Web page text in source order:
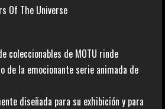
Of The Universe
coleccionables de MOTU rinde
de la emocionante serie animada de
diseñada para su exhibición y para